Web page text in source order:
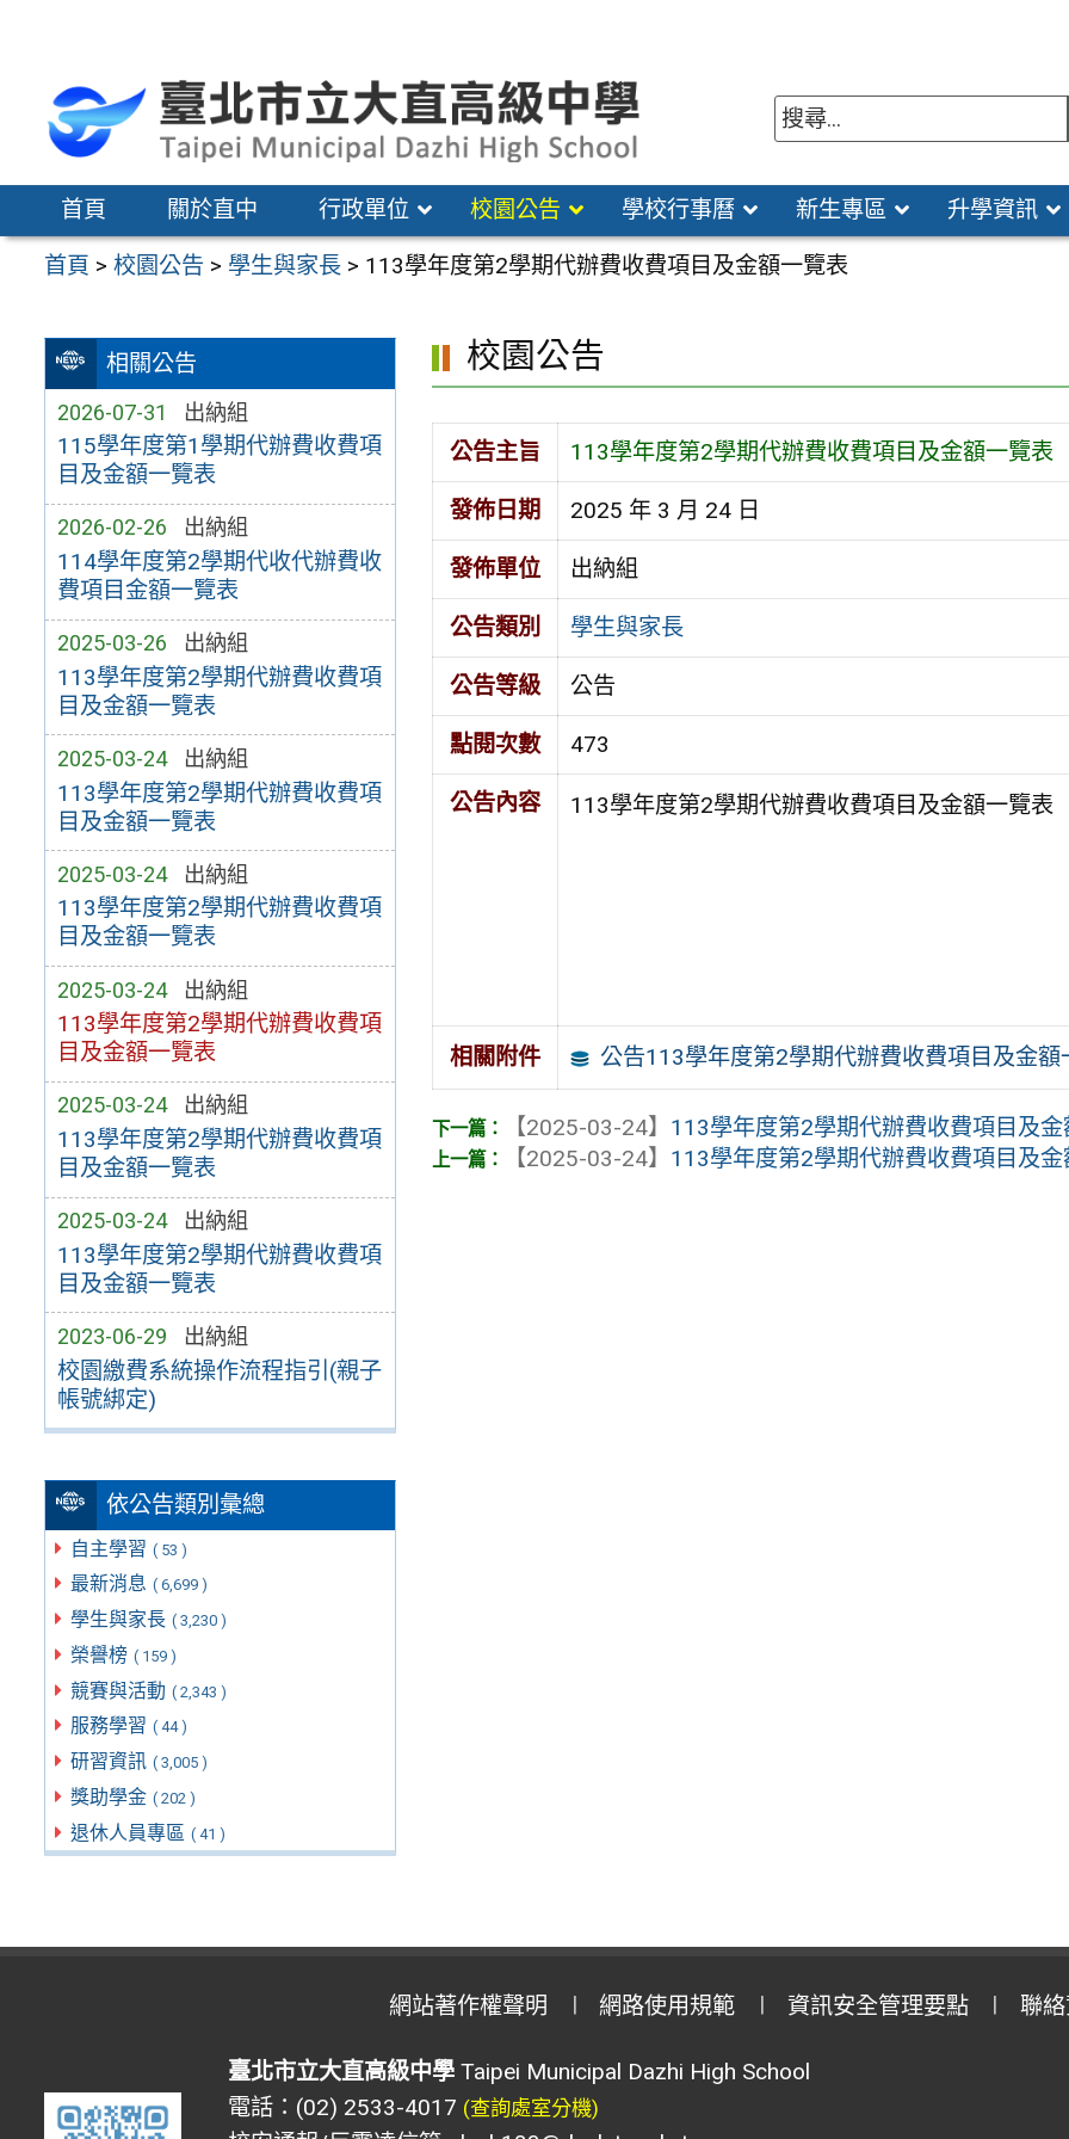
區
首頁 關於直中 行政單位 校園公告 學校行事曆 新生專區 升學資訊
首頁 >校園公告 > 學生與家長 > 113學年度第2學期代辦費收費項目及金額一覽表
相關公告
2026-07-31 出納組
115學年度第1學期代辦費收費項
目及金額一覽表
2026-02-26 出納組
114學年度第2學期代收代辦費收
費項目金額一覽表
2025-03-26 出納組
113學年度第2學期代辦費收費項
目及金額一覽表
2025-03-24 出納組
113學年度第2學期代辦費收費項
目及金額一覽表
2025-03-24 出納組
113學年度第2學期代辦費收費項
目及金額一覽表
2025-03-24 出納組
113學年度第2學期代辦費收費項
目及金額一覽表
2025-03-24 出納組
113學年度第2學期代辦費收費項
目及金額一覽表
2025-03-24 出納組
113學年度第2學期代辦費收費項
目及金額一覽表
2023-06-29 出納組
校園繳費系統操作流程指引(親子
帳號綁定)
依公告類別彙總
自主學習 ( 53 )
最新消息 ( 6,699 )
學生與家長 ( 3,230 )
榮譽榜 ( 159 )
競賽與活動 ( 2,343 )
服務學習 ( 44 )
研習資訊 ( 3,005 )
獎助學金 ( 202 )
退休人員專區 ( 41 )
校園公告
公告主旨 113學年度第2學期代辦費收費項目及金額一覽表
發佈日期 2025 年 3 月 24 日
發佈單位 出納組
公告類別 學生與家長
公告等級 公告
點閱次數 473
公告內容 113學年度第2學期代辦費收費項目及金額一覽表
相關附件 公告113學年度第2學期代辦費收費項目及金額
【2025-03-24】 113學年度第2學期代辦費收費項目及
【2025-03-24】 113學年度第2學期代辦費收費項目及
網站著作權聲明 網路使用規範 資訊安全管理要點 聯
臺北市立大直高級中學Taipei Municipal Dazhi High School
電話：(02) 2533-4017 (查詢處室分機)